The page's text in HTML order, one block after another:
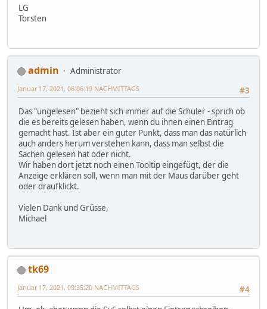
LG
Torsten
admin
Administrator
#3
Januar 17, 2021, 06:06:19 NACHMITTAGS
Das "ungelesen" bezieht sich immer auf die Schüler - sprich ob
die es bereits gelesen haben, wenn du ihnen einen Eintrag
gemacht hast. Ist aber ein guter Punkt, dass man das natürlich
auch anders herum verstehen kann, dass man selbst die
Sachen gelesen hat oder nicht.
Wir haben dort jetzt noch einen Tooltip eingefügt, der die
Anzeige erklären soll, wenn man mit der Maus darüber geht
oder draufklickt.
Vielen Dank und Grüsse,
Michael
tk69
#4
Januar 17, 2021, 09:35:20 NACHMITTAGS